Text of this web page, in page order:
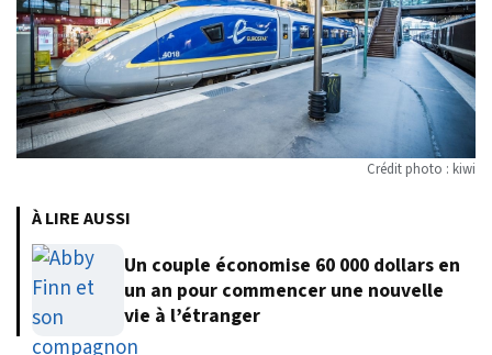
Crédit photo : kiwi
À LIRE AUSSI
Un couple économise 60 000 dollars en
un an pour commencer une nouvelle
vie à l’étranger